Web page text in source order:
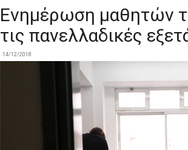
Κυβέρνηση
Ενημέρωση μαθητών
τις πανελλαδικές
14/12/2018